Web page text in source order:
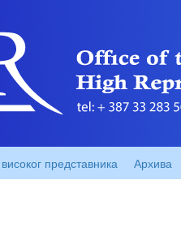
представника Архива